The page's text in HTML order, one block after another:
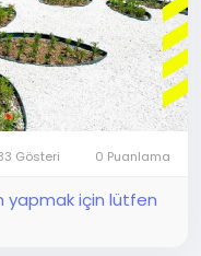
Gösteri 0 Puanlama
yapmak için lütfen